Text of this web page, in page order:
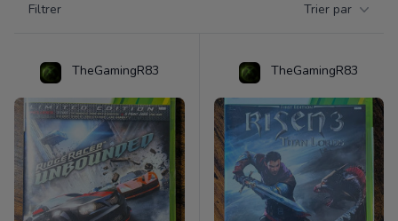
Filtrer Trier par
TheGamingR83 TheGamingR83